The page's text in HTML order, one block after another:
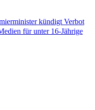
kündigt Verbot
für unter 16-Jährige